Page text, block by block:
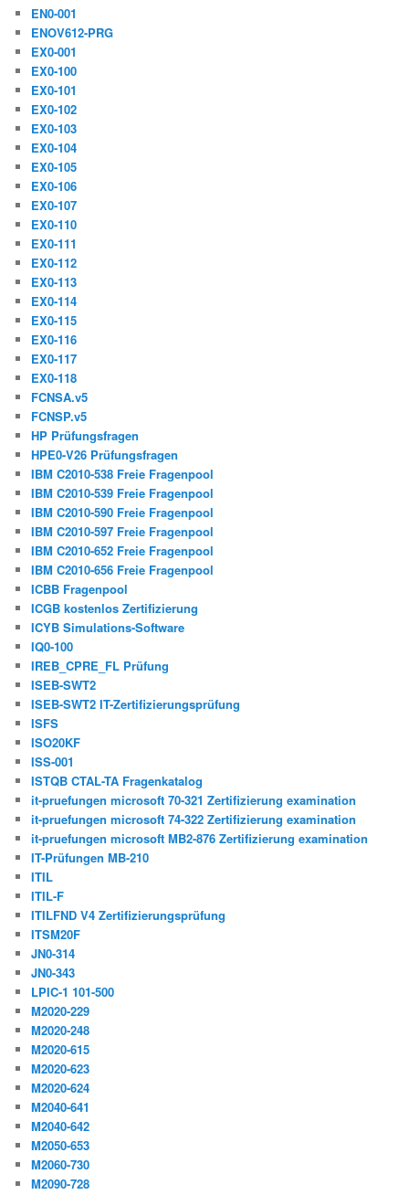
EN0-001
ENOV612-PRG
EX0-001
EX0-100
EX0-101
EX0-102
EX0-103
EX0-104
EX0-105
EX0-106
EX0-107
EX0-110
EX0-111
EX0-112
EX0-113
EX0-114
EX0-115
EX0-116
EX0-117
EX0-118
FCNSA.v5
FCNSP.v5
HP Prüfungsfragen
HPE0-V26 Prüfungsfragen
IBM C2010-538 Freie Fragenpool
IBM C2010-539 Freie Fragenpool
IBM C2010-590 Freie Fragenpool
IBM C2010-597 Freie Fragenpool
IBM C2010-652 Freie Fragenpool
IBM C2010-656 Freie Fragenpool
ICBB Fragenpool
ICGB kostenlos Zertifizierung
ICYB Simulations-Software
IQ0-100
IREB_CPRE_FL Prüfung
ISEB-SWT2
ISEB-SWT2 IT-Zertifizierungsprüfung
ISFS
ISO20KF
ISS-001
ISTQB CTAL-TA Fragenkatalog
it-pruefungen microsoft 70-321 Zertifizierung examination
it-pruefungen microsoft 74-322 Zertifizierung examination
it-pruefungen microsoft MB2-876 Zertifizierung examination
IT-Prüfungen MB-210
ITIL
ITIL-F
ITILFND V4 Zertifizierungsprüfung
ITSM20F
JN0-314
JN0-343
LPIC-1 101-500
M2020-229
M2020-248
M2020-615
M2020-623
M2020-624
M2040-641
M2040-642
M2050-653
M2060-730
M2090-728